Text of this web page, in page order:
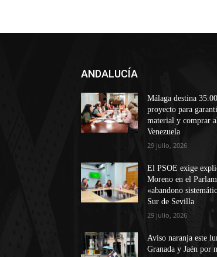
ANDALUCÍA
Málaga destina
proyecto para
material y comprar
Venezuela
29 julio, 2026
El PSOE exige
Moreno en el
«abandono
Sur de Sevilla
29 julio, 2026
Aviso naranja este
Granada y Jaén por